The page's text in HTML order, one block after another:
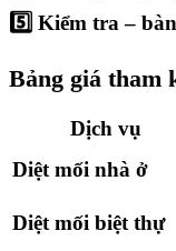
5️⃣ Kiểm tra –
Bảng giá tham
Dịch vụ
Diệt mối nhà ở
Diệt mối biệt thự